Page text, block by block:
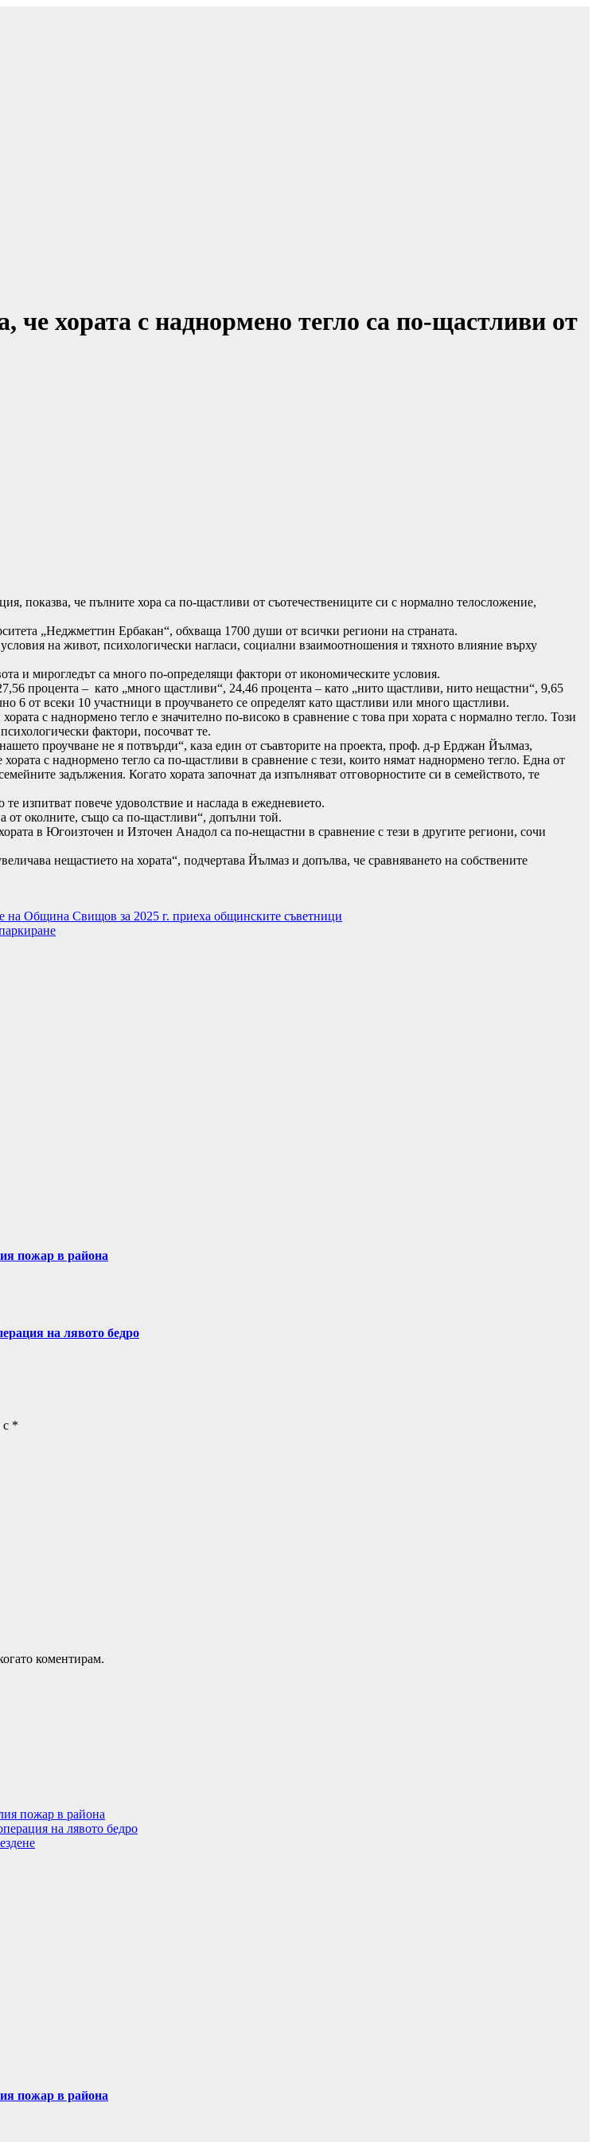
че хората с наднормено тегло са по-щастливи от
показва, че пълните хора са по-щастливи от съотечествениците си с нормално телосложение,
„Неджметтин Ербакан“, обхваща 1700 души от всички региони на страната.
на живот, психологически нагласи, социални взаимоотношения и тяхното влияние върху
и мирогледът са много по-определящи фактори от икономическите условия.
процента – като „много щастливи“, 24,46 процента – като „нито щастливи, нито нещастни“, 9,65
6 от всеки 10 участници в проучването се определят като щастливи или много щастливи.
с наднормено тегло е значително по-високо в сравнение с това при хората с нормално тегло. Този
фактори, посочват те.
проучване не я потвърди“, каза един от съавторите на проекта, проф. д-р Ерджан Йълмаз,
с наднормено тегло са по-щастливи в сравнение с тези, които нямат наднормено тегло. Една от
задължения. Когато хората започнат да изпълняват отговорностите си в семейството, те
изпитват повече удоволствие и наслада в ежедневието.
от околните, също са по-щастливи“, допълни той.
в Югоизточен и Източен Анадол са по-нещастни в сравнение с тези в другите региони, сочи
нещастието на хората“, подчертава Йълмаз и допълва, че сравняването на собствените
на Община Свищов за 2025 г. приеха общинските съветници
пожар в района
на лявото бедро
с *
коментирам.
пожар в района
на лявото бедро
пожар в района